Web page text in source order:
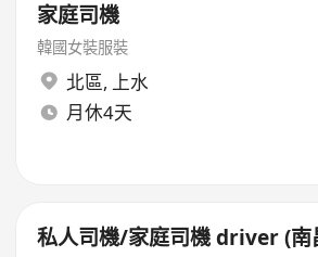
家庭司機
韓國女裝服裝
北區, 上水
月休4天
私人司機/家庭司機 driver (南